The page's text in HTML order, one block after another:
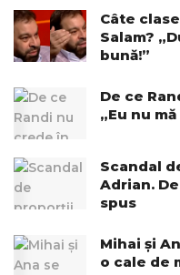
Câte
Salam?
bună!”
De ce
„Eu nu
Scandal
Adrian.
spus
Mihai și
o cale de